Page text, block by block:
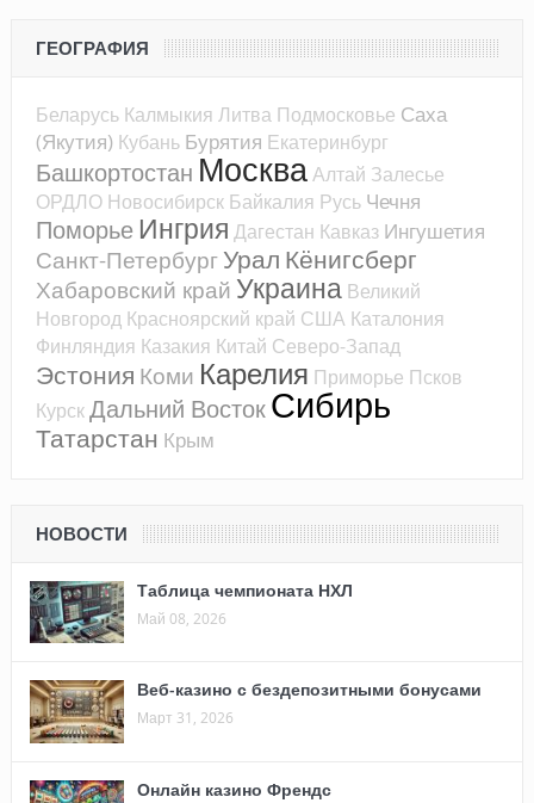
ГЕОГРАФИЯ
Беларусь Калмыкия Литва Подмосковье Саха
(Якутия) Кубань Бурятия Екатеринбург
Башкортостан МоскваАлтай Залесье
ОРДЛО Новосибирск Байкалия Русь Чечня
Поморье Ингрия Дагестан Кавказ Ингушетия
Санкт-Петербург Урал Кёнигсберг
Хабаровский край Украина Великий
Новгород Красноярский край США Каталония
Финляндия Казакия Китай Северо-Запад
Эстония Коми Карелия Приморье Псков
КурскДальний ВостокСибирь
Татарстан Крым
НОВОСТИ
Таблица чемпионата НХЛ
Май 08, 2026
Веб-казино с бездепозитными бонусами
Март 31, 2026
Онлайн казино Френдс